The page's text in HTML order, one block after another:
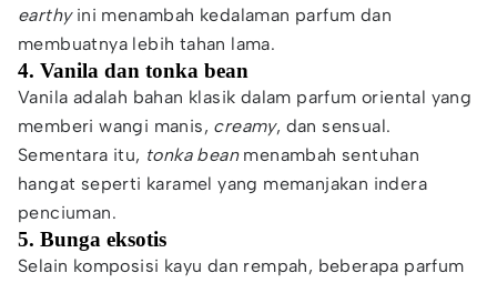
earthy ini menambah kedalaman parfum dan
membuatnya lebih tahan lama.
4. Vanila dan tonka bean
Vanila adalah bahan klasik dalam parfum oriental yang
memberi wangi manis, creamy, dan sensual.
Sementara itu, tonka beanmenambah sentuhan
hangat seperti karamel yang memanjakan indera
penciuman.
5. Bunga eksotis
Selain komposisi kayu dan rempah, beberapa parfum